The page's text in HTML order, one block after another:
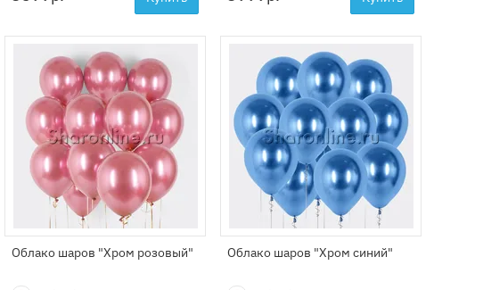
Облако шаров "Хром розовый" Облако шаров "Хром синий"